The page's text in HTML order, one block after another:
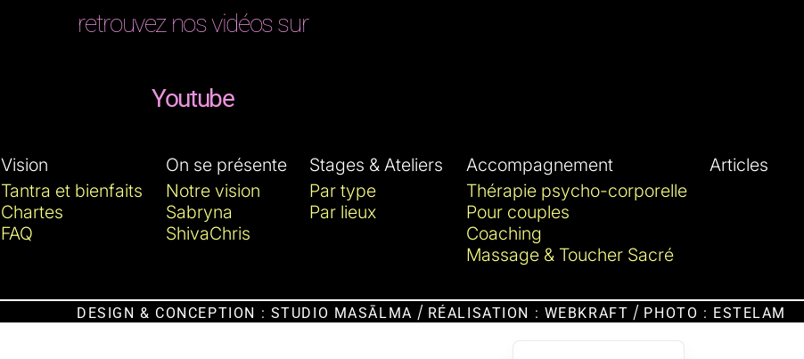
retrouvez nos vidéos sur
Youtube
Vision
Tantra et bienfaits
Chartes
FAQ
On se présente
Notre vision
Sabryna
ShivaChris
Stages & Ateliers
Par type
Par lieux
Accompagnement
Thérapie psycho-corporelle
Pour couples
Coaching
Massage & Toucher Sacré
Articles
DESIGN & CONCEPTION : STUDIO MASĀLMA / RÉALISATION : WEBKRAFT / PHOTO : ESTELAM